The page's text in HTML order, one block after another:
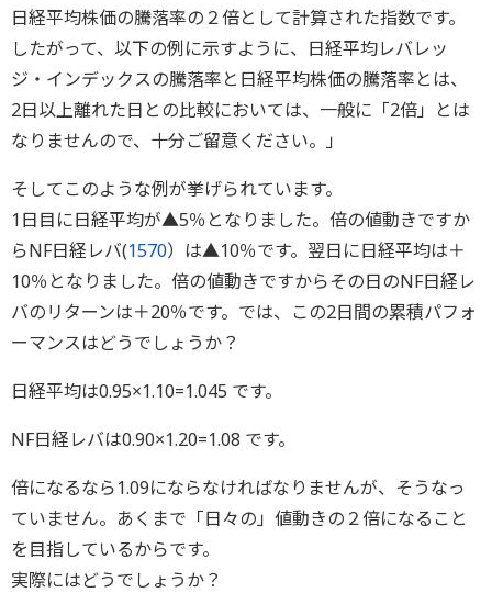
日経平均株価の騰落率の２倍として計算された指数です。
したがって、以下の例に示すように、日経平均レバレッ
ジ・インデックスの騰落率と日経平均株価の騰落率とは、
2日以上離れた日との比較においては、一般に「2倍」とは
なりませんので、十分ご留意ください。」
そしてこのような例が挙げられています。
1日目に日経平均が▲5％となりました。倍の値動きですか
らNF日経レバ(1570）は▲10％です。翌日に日経平均は＋
10％となりました。倍の値動きですからその日のNF日経レ
バのリターンは＋20％です。では、この2日間の累積パフォ
ーマンスはどうでしょうか？
日経平均は0.95×1.10=1.045 です。
NF日経レバは0.90×1.20=1.08 です。
倍になるなら1.09にならなければなりませんが、そうなっ
ていません。あくまで「日々の」値動きの２倍になること
を目指しているからです。
実際にはどうでしょうか？